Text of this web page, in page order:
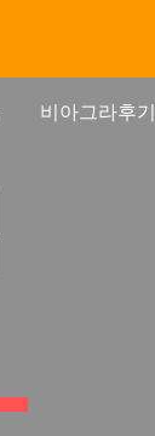
비아그라후기